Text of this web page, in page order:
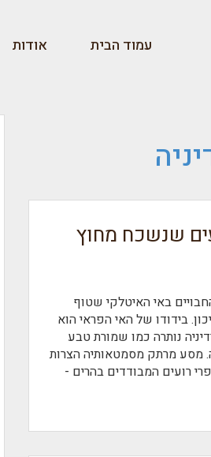
עמוד הבית אודות
שנשכח מחוץ
באי האיטלקי שטוף
בידודו של האי הפראי הוא
נותרה כמו שמורת טבע
מסע מרתק מסמטאותיה הצרות
רועים המבודדים בהרים -